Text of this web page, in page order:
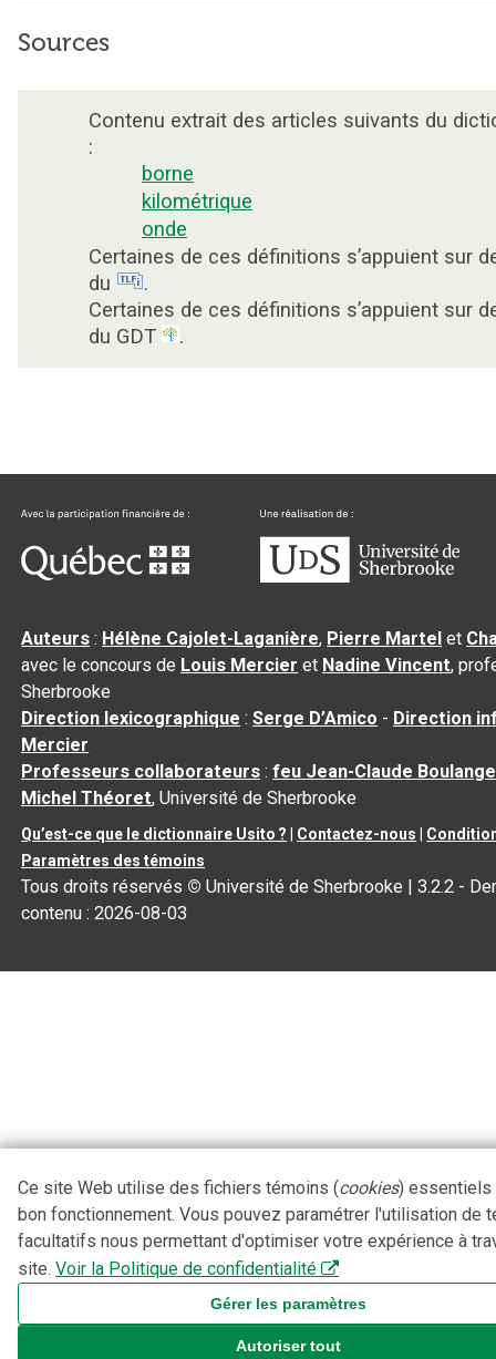
Sources
Contenu extrait des articles suivants du
:
borne
kilométrique
onde
Certaines de ces définitions s’appuient sur
du
.
Certaines de ces définitions s’appuient sur
du GDT
.
Auteurs : Hélène Cajolet-Laganière, Pierre Martel et
avec le concours de Louis Mercier et Nadine Vincent,
Sherbrooke
Direction lexicographique :Serge D’Amico - Direction
Mercier
Professeurs collaborateurs :feu Jean-Claude
Michel Théoret, Université de Sherbrooke
Qu’est-ce que le dictionnaire Usito ? Contactez-nous
Paramètres des témoins
Tous droits réservés © Université de Sherbrooke |3.2.2 -
contenu :2026-08-03
Ce site Web utilise des fichiers témoins (cookies) essentiels
bon fonctionnement. Vous pouvez paramétrer l'utilisation de
facultatifs nous permettant d'optimiser votre expérience à
site. Voir la Politique de confidentialité
Gérer les paramètres
Autoriser tout